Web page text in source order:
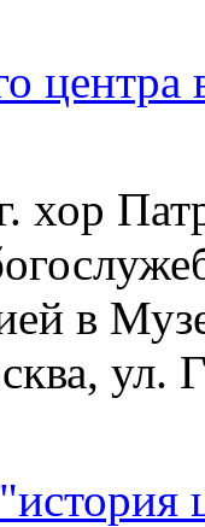
центра
хор
в
ул.